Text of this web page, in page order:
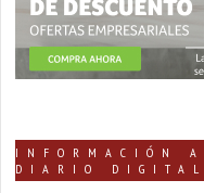
INFORMACIÓN
DIARIO DIGITAL